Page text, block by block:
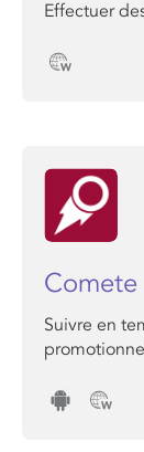
Effectuer
Comete
Suivre en